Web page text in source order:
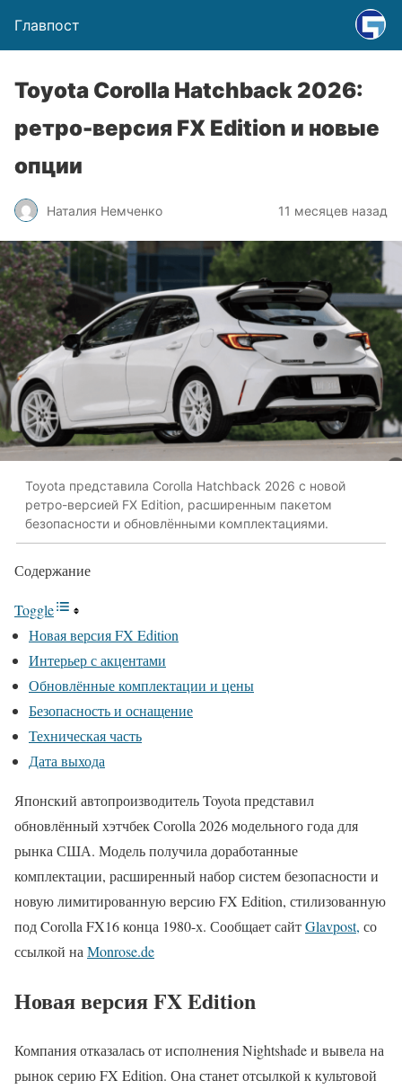
Главпост
Toyota Corolla Hatchback 2026:
ретро-версия FX Edition и новые
опции
Наталия Немченко 11 месяцев назад
Toyota представила Corolla Hatchback 2026 с новой
ретро-версией FX Edition, расширенным пакетом
безопасности и обновлёнными комплектациями.
Содержание
Toggle
Новая версия FX Edition
Интерьер с акцентами
Обновлённые комплектации и цены
Безопасность и оснащение
Техническая часть
Дата выхода
Японский автопроизводитель Toyota представил
обновлённый хэтчбек Corolla 2026 модельного года для
рынка США. Модель получила доработанные
комплектации, расширенный набор систем безопасности и
новую лимитированную версию FX Edition, стилизованную
под Corolla FX16 конца 1980-х. Сообщает сайтGlavpost, со
ссылкой на Мonrose.de
Новая версия FX Edition
Компания отказалась от исполнения Nightshade и вывела на
рынок серию FX Edition. Она станет отсылкой к культовой